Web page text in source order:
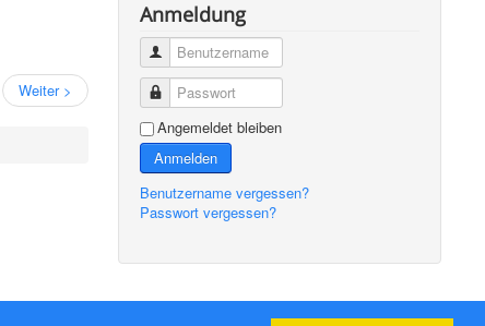
Weiter >
Anmeldung
Benutzername
Passwort
Angemeldet bleiben
Anmelden
Benutzername vergessen?
Passwort vergessen?